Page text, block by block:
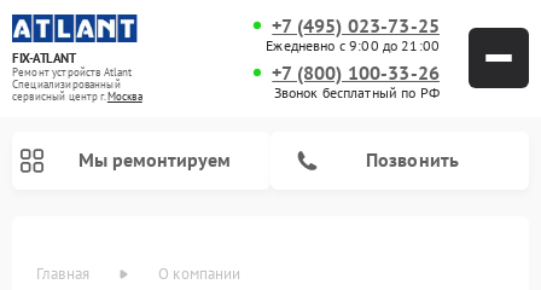
FIX-ATLANT
Ремонт устройств Atlant
Специализированный
cервисный центр г.Москва
+7 (495) 023-73-25
Ежедневно с 9:00 до 21:00
+7 (800) 100-33-26
Звонок бесплатный по РФ
Мы ремонтируем Позвонить
Главная О компании